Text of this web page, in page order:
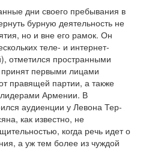
дни своего пребывания в
бурную деятельность не
но и вне его рамок. Он
теле- и интернет-
отметился пространными
первыми лицами
правящей партии, а также
Армении. В
аудиенции у Левона Тер-
как известно, не
когда речь идет о
а уж тем более из чуждой